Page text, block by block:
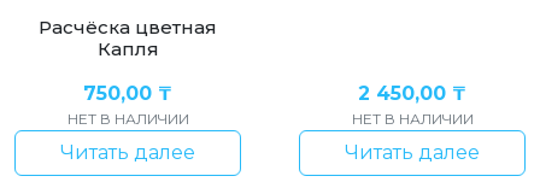
Расчёска цветная
Капля
750,00 ₸
НЕТ В НАЛИЧИИ
Читать далее
2 450,00 ₸
НЕТ В НАЛИЧИИ
Читать далее